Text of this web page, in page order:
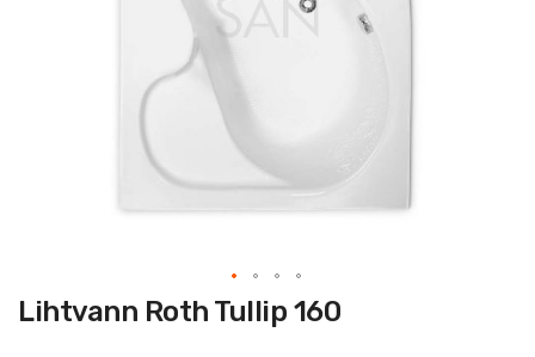
Skip
toLihtvann Roth Tullip 160